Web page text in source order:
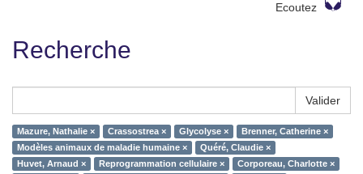
Ecoutez
Recherche
Valider
Mazure, Nathalie × Crassostrea × Glycolyse ×
Brenner, Catherine ×
Modèles animaux de maladie humaine ×
Quéré, Claudie ×
Huvet, Arnaud ×
Reprogrammation cellulaire ×
Corporeau, Charlotte ×